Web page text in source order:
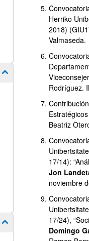
Mostrar/ocultar subpáginas
Mostrar/ocultar subpáginas
Herriko
2018)
Valmaseda.
Rodríguez.
Beatriz
17/14):
Jon
noviembre
17/24),
Domingo